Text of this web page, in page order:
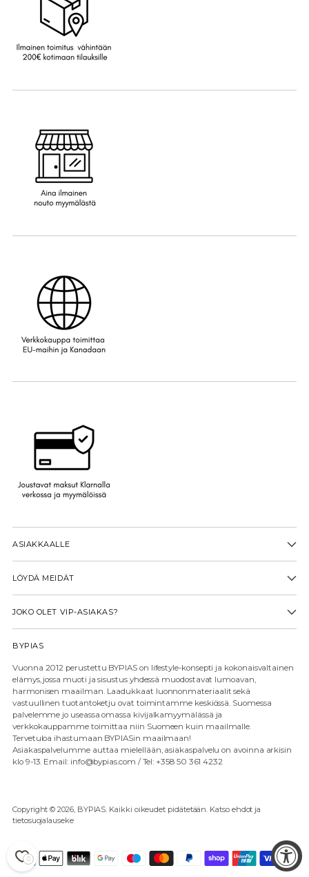
ASIAKKAALLE
LÖYDÄ MEIDÄT
JOKO OLET VIP-ASIAKAS?
BYPIAS
Vuonna 2012 perustettu BYPIAS on lifestyle-konsepti ja kokonaisvaltainen
elämys, jossa muoti ja sisustus yhdessä muodostavat lumoavan,
harmonisen maailman. Laadukkaat luonnonmateriaalit sekä
vastuullinen tuotantoketju ovat toimintamme keskiössä. Suomessa
palvelemme jo useassa omassa kivijalkamyymälässä ja
verkkokauppamme toimittaa niin Suomeen kuin maailmalle.
Tervetuloa ihastumaan BYPIASin maailmaan!
Asiakaspalvelumme auttaa mielellään, asiakaspalvelu on avoinna arkisin
klo 9-13. Email: info@bypias.com / Tel: +358 50 361 4232
Copyright © 2026, BYPIAS. Kaikki oikeudet pidätetään. Katso ehdot ja
tietosuojalauseke
0